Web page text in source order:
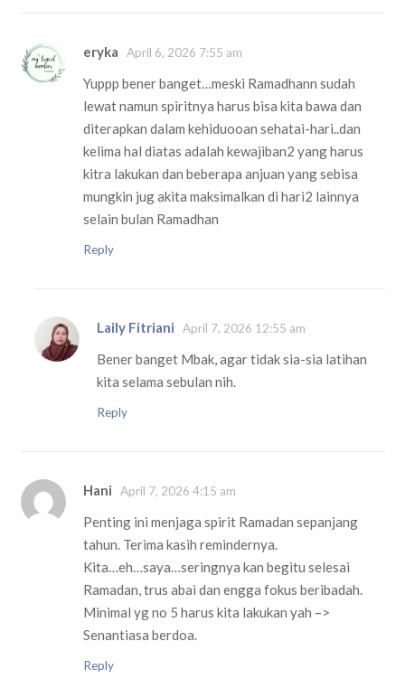
eryka April 6, 2026 7:55 am
Yuppp bener banget…meski Ramadhann sudah
lewat namun spiritnya harus bisa kita bawa dan
diterapkan dalam kehiduooan sehatai-hari..dan
kelima hal diatas adalah kewajiban2 yang harus
kitra lakukan dan beberapa anjuan yang sebisa
mungkin jug akita maksimalkan di hari2 lainnya
selain bulan Ramadhan
Reply
Laily Fitriani April 7, 2026 12:55 am
Bener banget Mbak, agar tidak sia-sia latihan
kita selama sebulan nih.
Reply
Hani April 7, 2026 4:15 am
Penting ini menjaga spirit Ramadan sepanjang
tahun. Terima kasih remindernya.
Kita…eh…saya…seringnya kan begitu selesai
Ramadan, trus abai dan engga fokus beribadah.
Minimal yg no 5 harus kita lakukan yah –>
Senantiasa berdoa.
Reply